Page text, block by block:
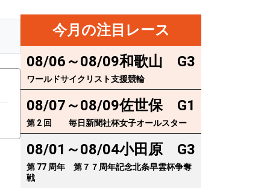
今月の注目レース
08/06～08/09和歌山 G3
ワールドサイクリスト支援競輪
08/07～08/09佐世保 G1
第 2 回 毎日新聞社杯女子オールスター
08/01～08/04小田原 G3
第 77 周年 第７７周年記念北条早雲杯争奪
戦